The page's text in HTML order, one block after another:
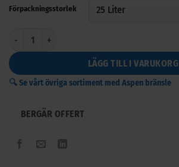
Förpackningsstorlek
LÄGG TILL I VARUKORG
🔍 Se vårt övriga sortiment med Aspen bränsle
BERGÄR OFFERT